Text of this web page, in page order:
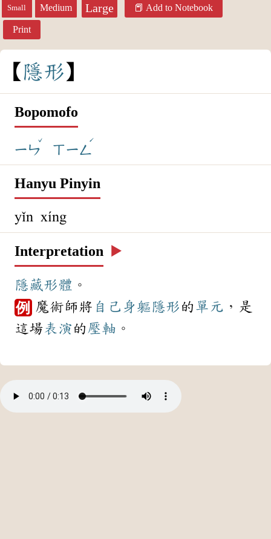
Small Medium Large Add to Notebook
Print
隱形
Bopomofo
ㄧㄣ
ˇ
ㄒㄧㄥ
ˊ
Hanyu Pinyin
yǐn xíng
Interpretation ▶️
隱藏形體 。
例 魔術師將 自己 身軀 隱形 的 單元 ，是
這場表演 的 壓軸 。